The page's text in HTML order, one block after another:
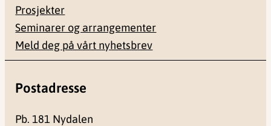
Prosjekter
Seminarer og arrangementer
Meld deg på vårt nyhetsbrev
Postadresse
Pb. 181 Nydalen